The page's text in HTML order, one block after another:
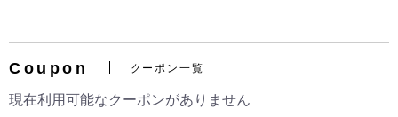
お買い物を続ける カートへ進む
Coupon クーポン一覧
現在利用可能なクーポンがありません